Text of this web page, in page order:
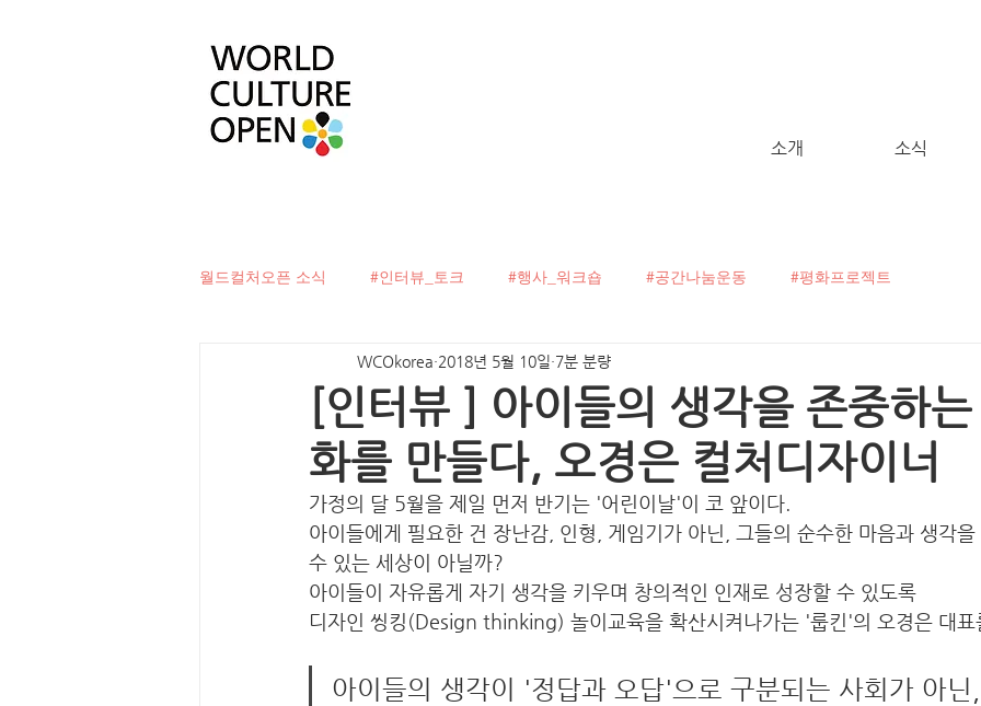
소개 소식
월드컬처오픈 소식 #인터뷰_토크 #행사_워크숍 #공간나눔운동 #평화프로젝트
#컬처디자이너발굴캠페인 #C!talk
#문화로벽을허물다
[인터뷰 ] 아이들의 생각을 존중하
화를 만들다, 오경은 컬처디자이너
WCOkorea 2018년 5월 10일 7분 분량
가정의 달 5월을 제일 먼저 반기는 '어린이날'이 코 앞이다.
아이들에게 필요한 건 장난감, 인형, 게임기가 아닌, 그들의 순수한 마음과 생각을
수 있는 세상이 아닐까?
아이들이 자유롭게 자기 생각을 키우며 창의적인 인재로 성장할 수 있도록
디자인 씽킹(Design thinking) 놀이교육을 확산시켜나가는 '룹킨'의 오경은 대표
아이들의 생각이 '정답과 오답'으로 구분되는 사회가 아닌